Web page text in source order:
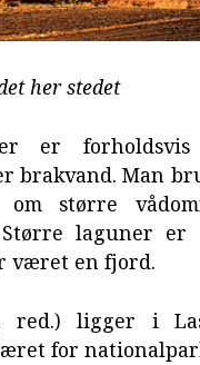
her stedet
er forholdsvis
brakvand. Man
om større
laguner er
været en fjord.
red.) ligger i
for